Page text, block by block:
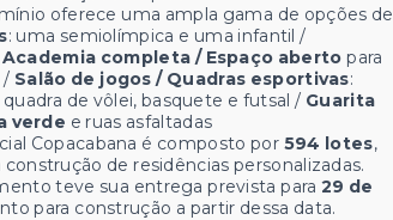
oferece uma ampla gama de opções de
: uma semiolímpica e uma infantil /
completa / Espaço aberto para
/ Salão de jogos / Quadras esportivas:
de vôlei, basquete e futsal / Guarita
verde e ruas asfaltadas
Copacabana é composto por 594 lotes,
de residências personalizadas.
teve sua entrega prevista para 29 de
para construção a partir dessa data.